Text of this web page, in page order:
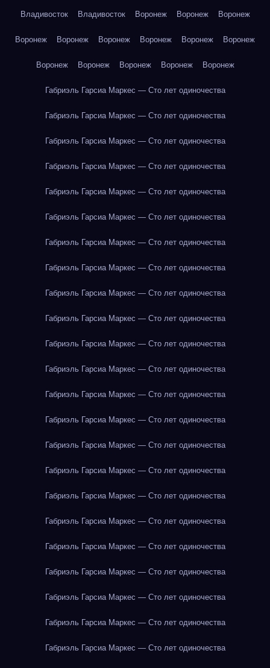
Владивосток Владивосток Воронеж Воронеж Воронеж
Воронеж Воронеж Воронеж Воронеж Воронеж Воронеж
Воронеж Воронеж Воронеж Воронеж Воронеж
Габриэль Гарсиа Маркес — Сто лет одиночества
Габриэль Гарсиа Маркес — Сто лет одиночества
Габриэль Гарсиа Маркес — Сто лет одиночества
Габриэль Гарсиа Маркес — Сто лет одиночества
Габриэль Гарсиа Маркес — Сто лет одиночества
Габриэль Гарсиа Маркес — Сто лет одиночества
Габриэль Гарсиа Маркес — Сто лет одиночества
Габриэль Гарсиа Маркес — Сто лет одиночества
Габриэль Гарсиа Маркес — Сто лет одиночества
Габриэль Гарсиа Маркес — Сто лет одиночества
Габриэль Гарсиа Маркес — Сто лет одиночества
Габриэль Гарсиа Маркес — Сто лет одиночества
Габриэль Гарсиа Маркес — Сто лет одиночества
Габриэль Гарсиа Маркес — Сто лет одиночества
Габриэль Гарсиа Маркес — Сто лет одиночества
Габриэль Гарсиа Маркес — Сто лет одиночества
Габриэль Гарсиа Маркес — Сто лет одиночества
Габриэль Гарсиа Маркес — Сто лет одиночества
Габриэль Гарсиа Маркес — Сто лет одиночества
Габриэль Гарсиа Маркес — Сто лет одиночества
Габриэль Гарсиа Маркес — Сто лет одиночества
Габриэль Гарсиа Маркес — Сто лет одиночества
Габриэль Гарсиа Маркес — Сто лет одиночества